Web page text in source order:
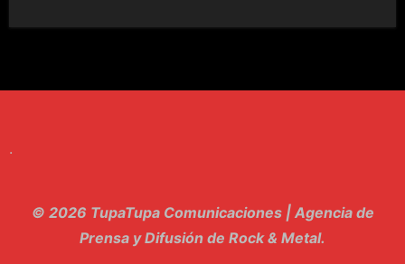
.
© 2026 TupaTupa Comunicaciones | Agencia de
Prensa y Difusión de Rock & Metal.